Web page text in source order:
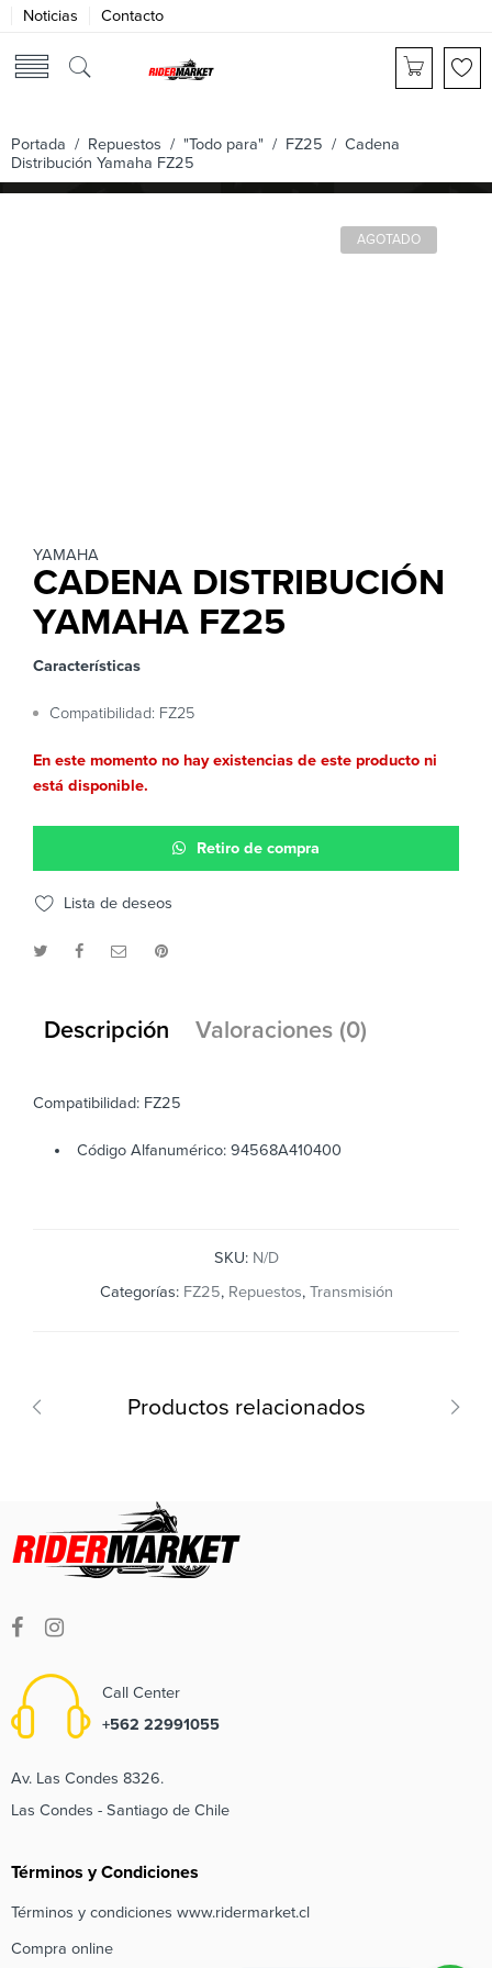
Noticias Contacto
Portada / Repuestos / "Todo para" / FZ25 / Cadena
Distribución Yamaha FZ25
AGOTADO
YAMAHA
CADENA DISTRIBUCIÓN
YAMAHA FZ25
Características
Compatibilidad: FZ25
En este momento no hay existencias de este producto ni
está disponible.
Retiro de compra
Lista de deseos
Descripción Valoraciones (0)
Compatibilidad: FZ25
Código Alfanumérico: 94568A410400
SKU: N/D
Categorías: FZ25, Repuestos, Transmisión
Productos relacionados
Call Center
+562 22991055
Av. Las Condes 8326.
Las Condes - Santiago de Chile
Términos y Condiciones
Términos y condiciones www.ridermarket.cl
Compra online